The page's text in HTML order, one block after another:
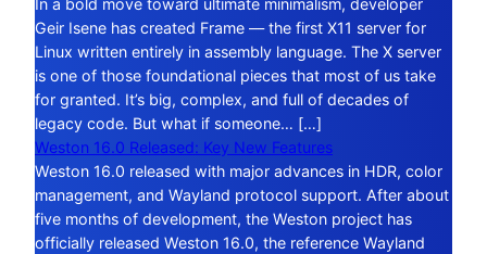
In a bold move toward ultimate minimalism, developer
Geir Isene has created Frame — the first X11 server for
Linux written entirely in assembly language. The X server
is one of those foundational pieces that most of us take
for granted. It’s big, complex, and full of decades of
legacy code. But what if someone… […]
Weston 16.0 Released: Key New Features
Weston 16.0 released with major advances in HDR, color
management, and Wayland protocol support. After about
five months of development, the Weston project has
officially released Weston 16.0, the reference Wayland